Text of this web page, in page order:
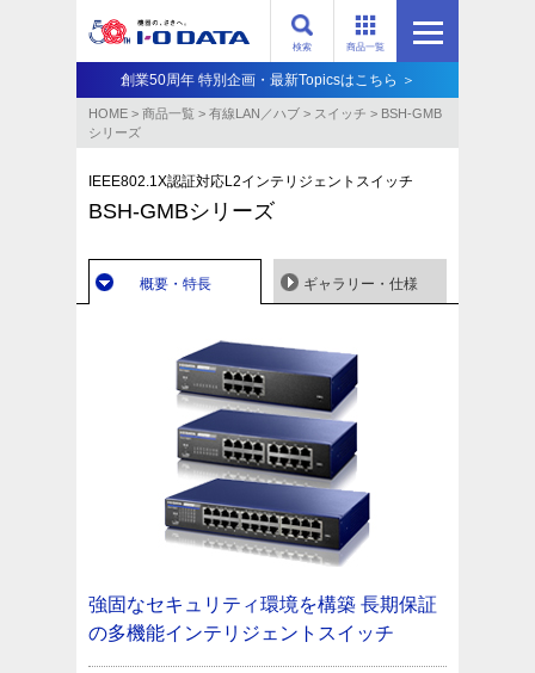
商品一覧
検索
創業50周年 特別企画・最新Topicsはこちら ＞
HOME > 商品一覧 > 有線LAN／ハブ > スイッチ > BSH-GMB
シリーズ
IEEE802.1X認証対応L2インテリジェントスイッチ
BSH-GMBシリーズ
概要・特長 ギャラリー・仕様
強固なセキュリティ環境を構築 長期保証
の多機能インテリジェントスイッチ